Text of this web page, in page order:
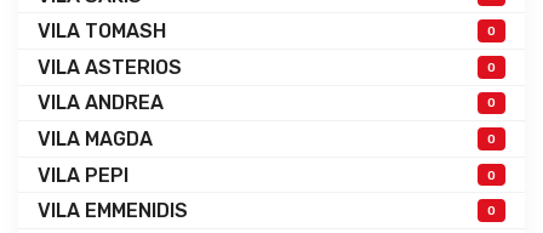
VILA TOMASH 0
VILA ASTERIOS 0
VILA ANDREA 0
VILA MAGDA 0
VILA PEPI 0
VILA EMMENIDIS 0